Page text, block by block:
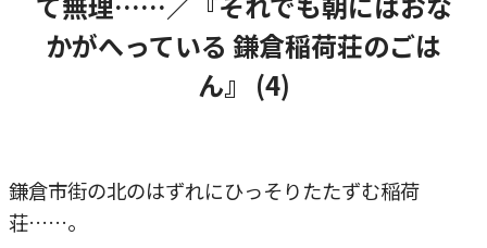
かがへっている 鎌倉稲荷荘のごは
ん』 (4)
鎌倉市街の北のはずれにひっそりたたずむ稲荷
荘……。